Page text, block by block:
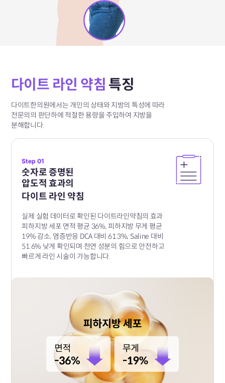
다이트 라인 약침 특징
다이트한의원에서는 개인의 상태와 지방의 특성에 따라
전문의의 판단하에 적절한 용량을 주입하여 지방을
분해합니다.
Step 01
숫자로 증명된
압도적 효과의
다이트 라인 약침
실제 실험 데이터로 확인된 다이트라인약침의 효과
피하지방 세포 면적 평균 36%, 피하지방 무게 평균
19% 감소, 염증반응 DCA 대비 61.3%, Saline 대비
51.6% 낮게 확인되며 천연 성분의 힘으로 안전하고
빠르게 라인 시술이 가능합니다.